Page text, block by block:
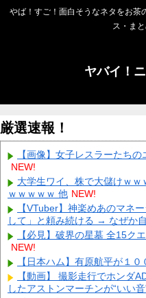
やば！すご！面白そうなネタをお茶
ス・ま
ヤバイ！
厳選速報！
【画像】女子レスラーたち
NEW!
大学生ワイ、株で大儲けｗ
ｗｗｗｗｗ 他 NEW!
【VTuber】神楽めあのマネ
して」と頼み続ける → なぜか
【必見】破界の星墓 全15ク
NEW!
【日本ハム】有原航平が１
【動画】 撮影走行でホンダ
したアストンマーチンが“いい